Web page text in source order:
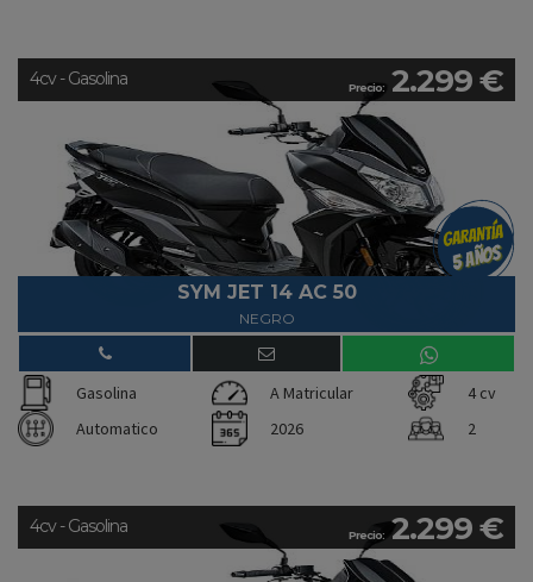
Precio: 2.299 €
4cv - Gasolina
SYM JET 14 AC 50
NEGRO
Gasolina A Matricular
4 cv
Automatico
2026 2
Precio: 2.299 €
4cv - Gasolina